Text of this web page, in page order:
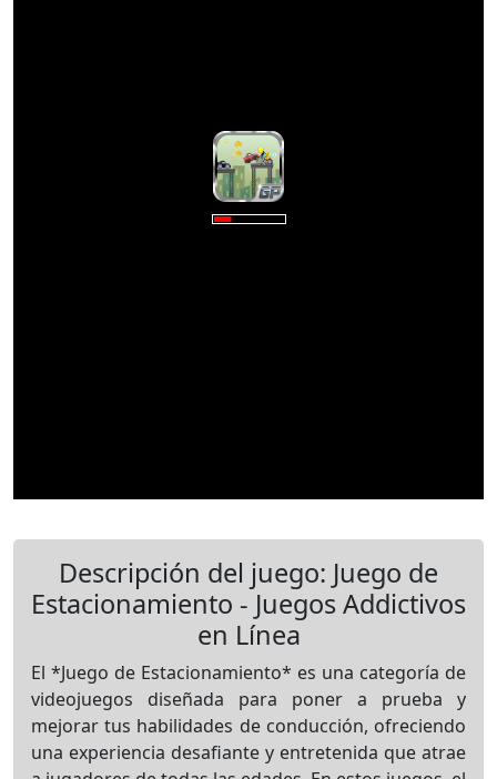
Descripción del juego: Juego de
Estacionamiento - Juegos Addictivos
en Línea
El *Juego de Estacionamiento* es una categoría de
videojuegos diseñada para poner a prueba y
mejorar tus habilidades de conducción, ofreciendo
una experiencia desafiante y entretenida que atrae